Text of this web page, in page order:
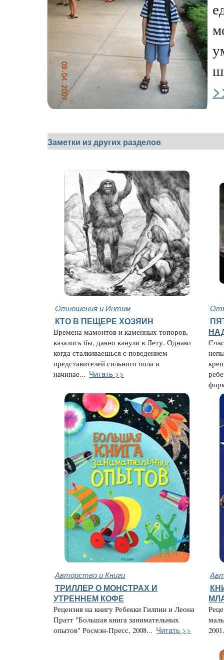
Заметки из других разделов
Отношения и Интим
КТО В ПЕЩЕРЕ ХОЗЯИН
Времена мамонтов и каменных топоров,
казалось бы, давно канули в Лету. Однако
когда сталкиваешься с поведением
представителей сильного пола и
начинае... Читать >>
Авторство и Книги
ТРИЛЛЕР О МОНСТРАХ И
УТРЕННЕМ КОФЕ
Рецензия на книгу Ребекки Гилпин и Леона
Пратт "Большая книга занимательных
опытов" Росмэн-Пресс, 2008... Читать >>